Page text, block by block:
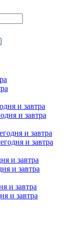
и завтра
и завтра
и завтра
и завтра
и завтра
и завтра
и завтра
и завтра